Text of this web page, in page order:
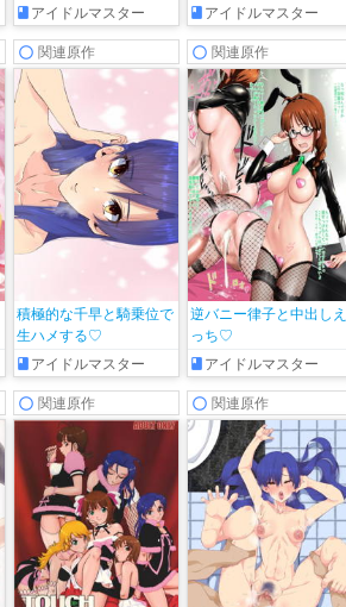
アイドルマスター
アイドルマスター
関連原作
積極的な千早と騎乗位で
生ハメする♡
アイドルマスター
関連原作
逆バニー律子と中出しえ
っち♡
アイドルマスター
関連原作 関連原作